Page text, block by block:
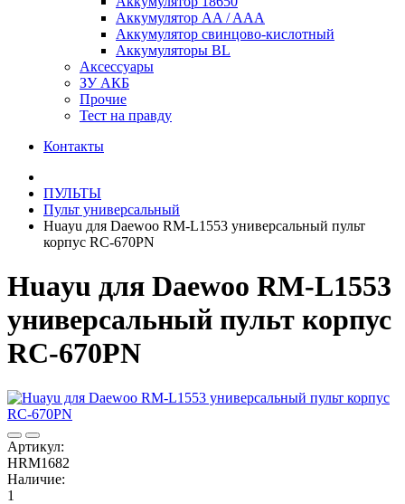
Аккумулятор AA / AAA
Аккумулятор свинцово-кислотный
Аккумуляторы BL
Аксессуары
ЗУ АКБ
Прочие
Тест на правду
Контакты
ПУЛЬТЫ
Пульт универсальный
Huayu для Daewoo RM-L1553 универсальный пульт
корпус RC-670PN
Huayu для Daewoo RM-L1553
универсальный пульт корпус
RC-670PN
Артикул:
HRM1682
Наличие:
1